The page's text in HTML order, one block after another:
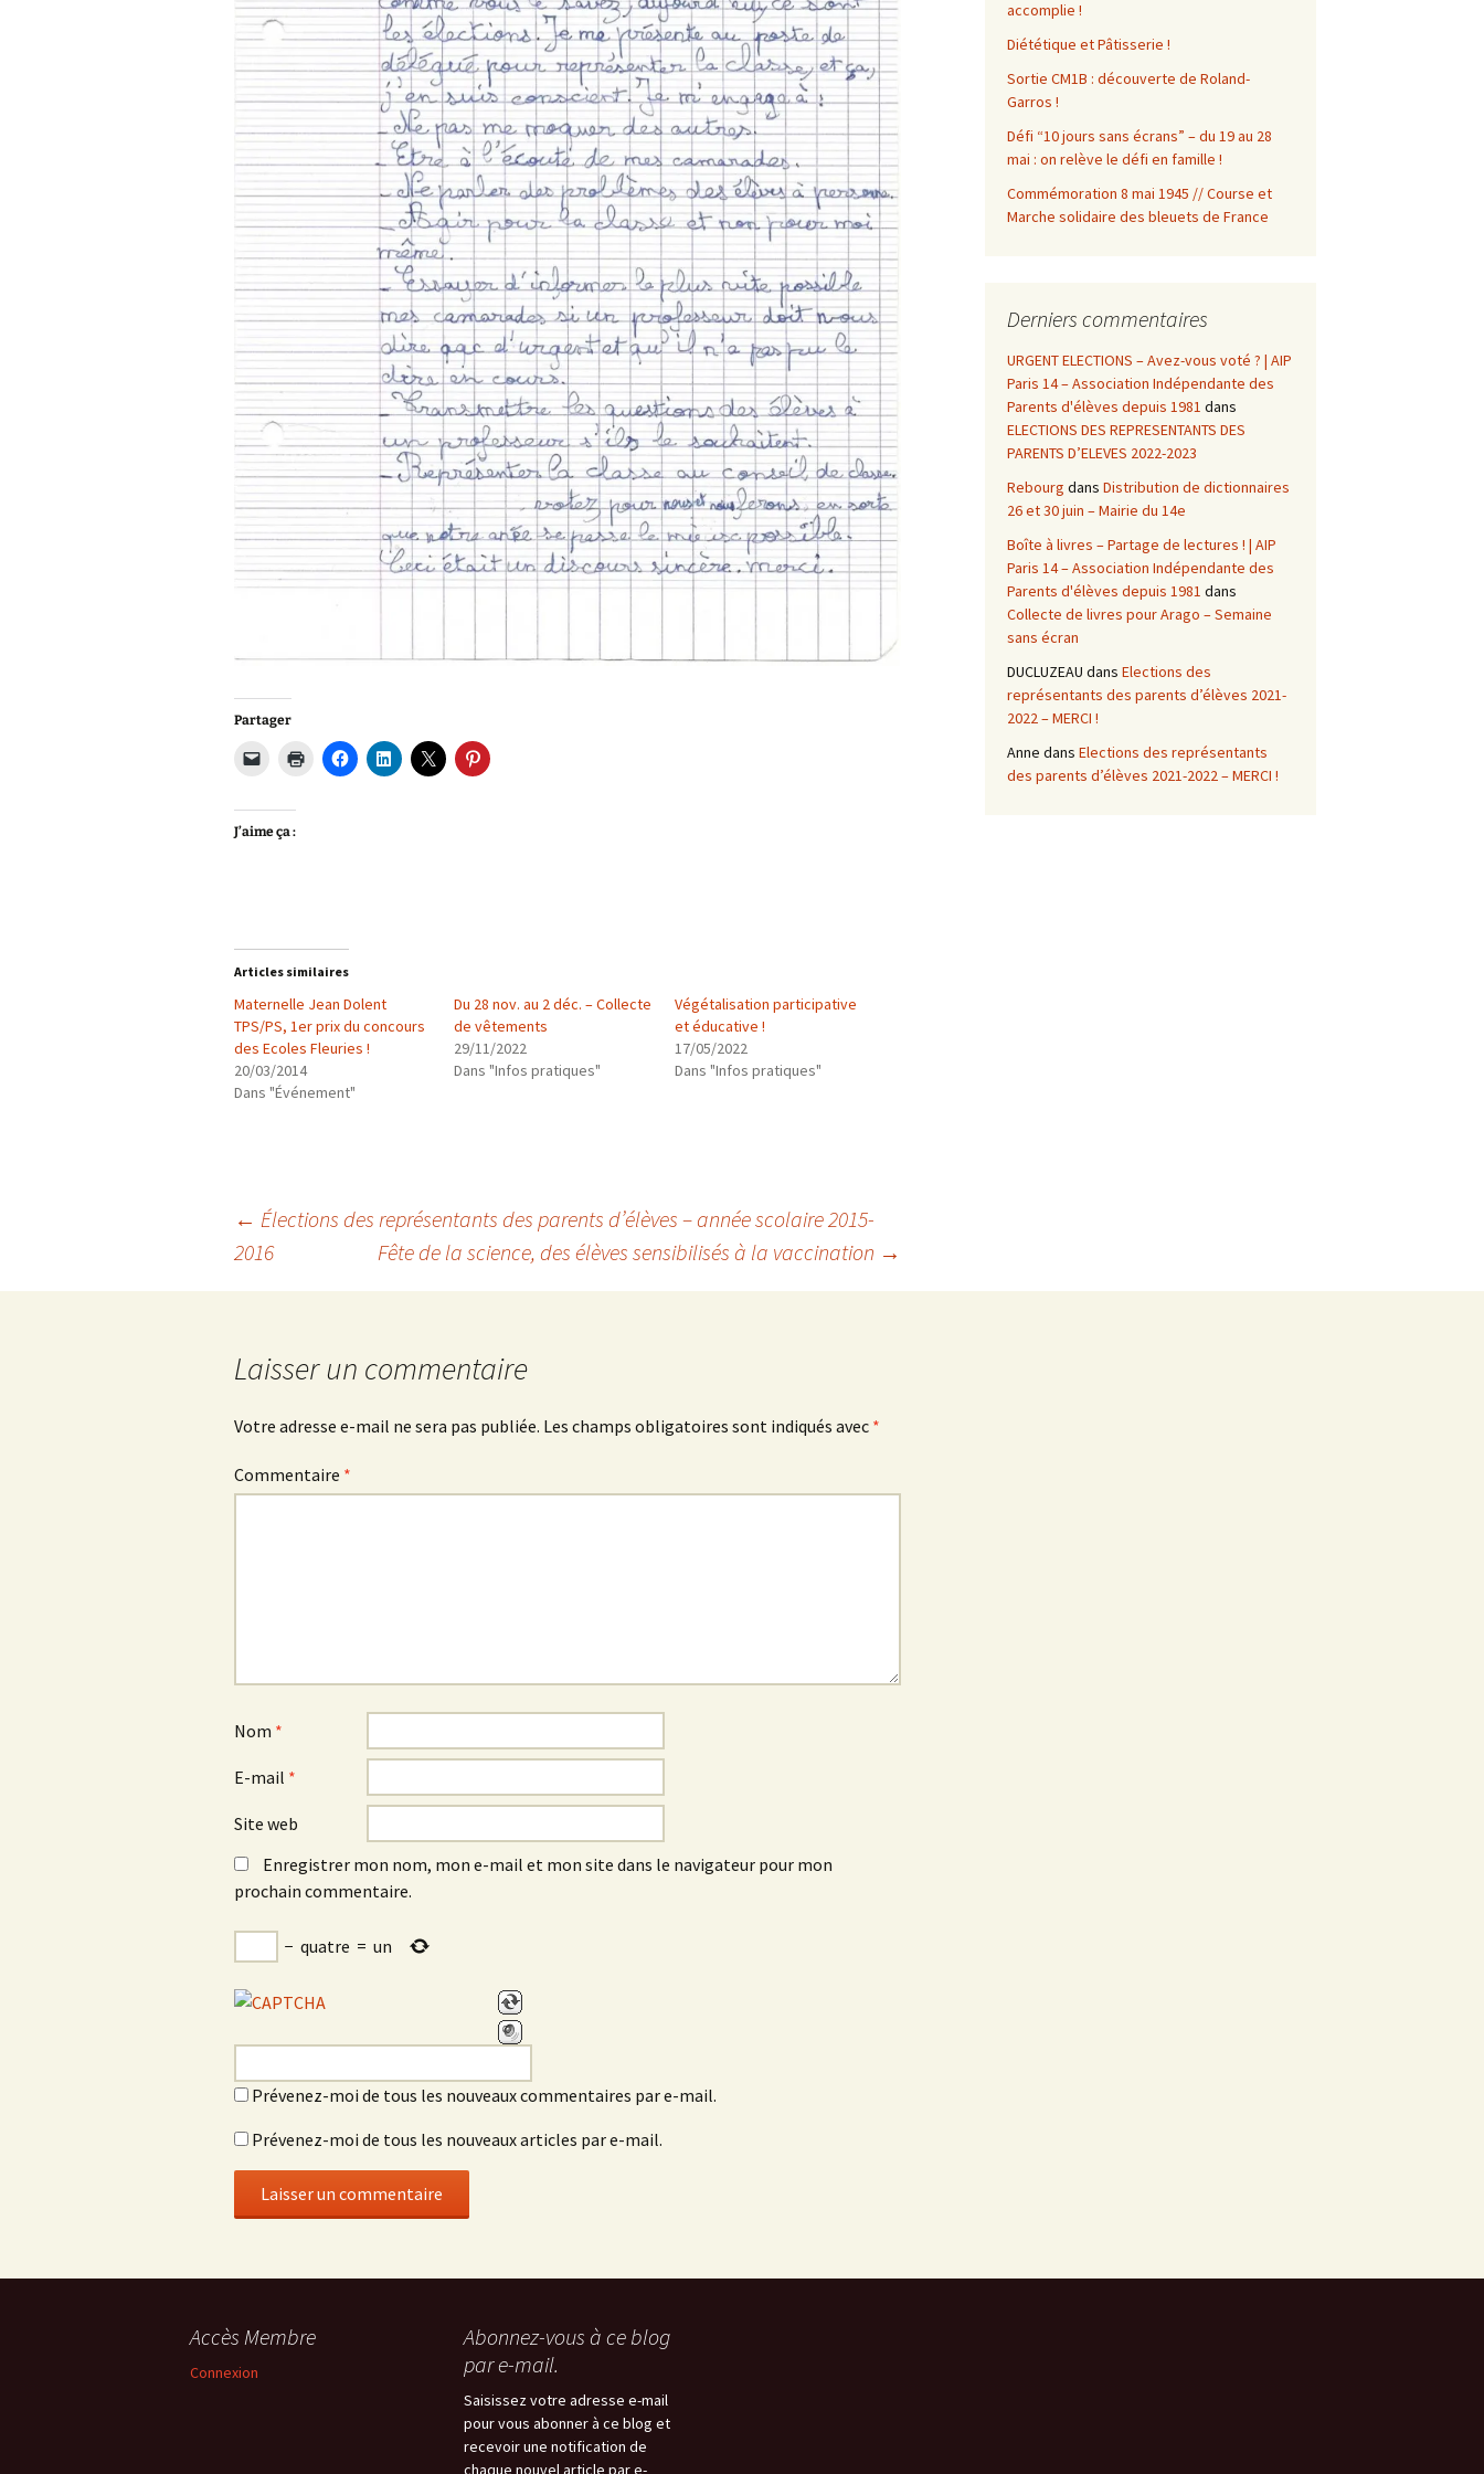
Partager
J’aime ça :
Articles similaires
Maternelle Jean Dolent
TPS/PS, 1er prix du concours
des Ecoles Fleuries !
20/03/2014
Dans "Événement"
Du 28 nov. au 2 déc. – Collecte
de vêtements
29/11/2022
Dans "Infos pratiques"
Végétalisation participative
et éducative !
17/05/2022
Dans "Infos pratiques"
Navigation
des
← Élections des représentants des parents d’élèves – année scolaire 2015-
2016
Fête de la science, des élèves sensibilisés à la vaccination →
Laisser un commentaire
Votre adresse e-mail ne sera pas publiée. Les champs obligatoires sont indiqués avec *
Commentaire *
Nom *
E-mail *
Site web
Enregistrer mon nom, mon e-mail et mon site dans le navigateur pour mon
prochain commentaire.
− quatre = un
Prévenez-moi de tous les nouveaux commentaires par e-mail.
Prévenez-moi de tous les nouveaux articles par e-mail.
accomplie !
Diététique et Pâtisserie !
Sortie CM1B : découverte de Roland-
Garros !
Défi “10 jours sans écrans” – du 19 au 28
mai : on relève le défi en famille !
Commémoration 8 mai 1945 // Course et
Marche solidaire des bleuets de France
Derniers commentaires
URGENT ELECTIONS – Avez-vous voté ? | AIP
Paris 14 – Association Indépendante des
Parents d'élèves depuis 1981 dans
ELECTIONS DES REPRESENTANTS DES
PARENTS D’ELEVES 2022-2023
Rebourg dans Distribution de dictionnaires
26 et 30 juin – Mairie du 14e
Boîte à livres – Partage de lectures ! | AIP
Paris 14 – Association Indépendante des
Parents d'élèves depuis 1981 dans
Collecte de livres pour Arago – Semaine
sans écran
DUCLUZEAU dans Elections des
représentants des parents d’élèves 2021-
2022 – MERCI !
Anne dans Elections des représentants
des parents d’élèves 2021-2022 – MERCI !
Accès Membre
Connexion
Abonnez-vous à ce blog
par e-mail.
Saisissez votre adresse e-mail
pour vous abonner à ce blog et
recevoir une notification de
chaque nouvel article par e-